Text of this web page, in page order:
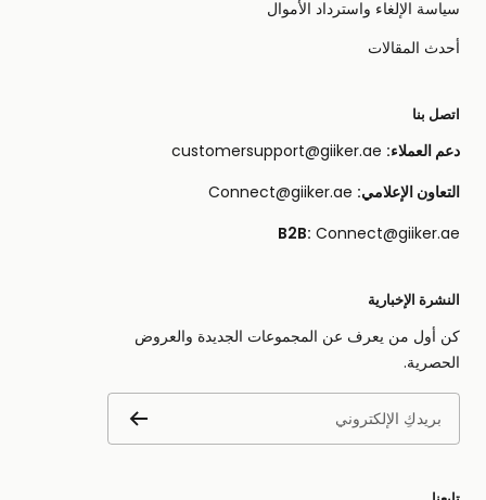
سياسة الإلغاء واسترداد الأموال
أحدث المقالات
اتصل بنا
دعم العملاء:
التعاون الإعلامي:
B2B: Connect@giiker.ae
النشرة الإخبارية
كن أول من يعرف عن المجموعات الجديدة والعروض
الحصرية.
بريدكِ الإلكتروني